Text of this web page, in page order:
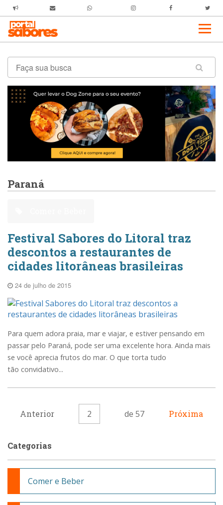
Paraná
Festival Sabores do Litoral traz
descontos a restaurantes de
cidades litorâneas brasileiras
24 de julho de 2015
Para quem adora praia, mar e viajar, e estiver pensando em
passar pelo Paraná, pode ser uma excelente hora. Ainda mais
se você aprecia frutos do mar. O que torta tudo
tão convidativo...
Anterior 2 de 57 Próxima
Categorias
Comer e Beber